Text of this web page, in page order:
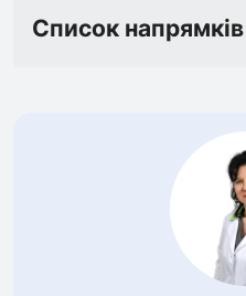
Список напрямків